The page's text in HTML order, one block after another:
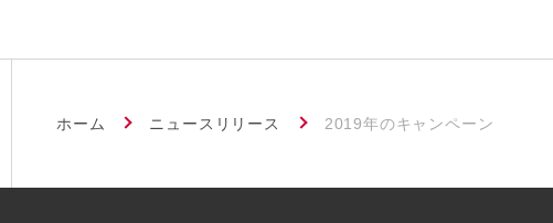
ホーム ニュースリリース 2019年のキャンペーン